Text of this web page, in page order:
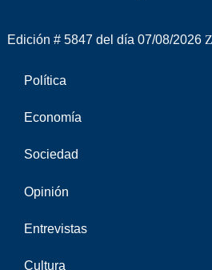
Edición # 5847 del día 07/08/2026
Política
Economía
Sociedad
Opinión
Entrevistas
Cultura